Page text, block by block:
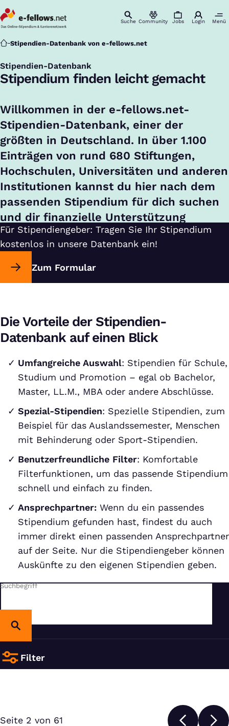
Suche Community Jobs Login Menü
Startseite
Stipendien-Datenbank von e-fellows.net
Stipendien-Datenbank
:
Stipendium finden leicht gemacht
Willkommen in der e-fellows.net-
Stipendien-Datenbank, einer der
größten in Deutschland. In über 1.100
Einträgen von rund 680 Stiftungen,
Hochschulen, Universitäten und anderen
Institutionen kannst du hier nach dem
passenden Stipendium für dich suchen
und dir finanzielle Unterstützung
sichern. Gratis und ohne Registrierung.
Für Stipendiengeber: Tragen Sie Ihr Stipendium
kostenlos in unsere Datenbank ein!
Zum Formular
Die Vorteile der Stipendien-
Datenbank auf einen Blick
Umfangreiche Auswahl: Stipendien für Schule,
Studium und Promotion – egal ob Bachelor,
Master, LL.M., MBA oder andere Abschlüsse.
Spezial-Stipendien: Spezielle Stipendien, zum
Beispiel für das Auslandssemester, Menschen
mit Behinderung oder Sport-Stipendien.
Benutzerfreundliche Filter: Komfortable
Filterfunktionen, um das passende Stipendium
schnell und einfach zu finden.
Ansprechpartner: Wenn du ein passendes
Stipendium gefunden hast, findest du auch
immer direkt einen passenden Ansprechpartner
auf der Seite. Nur die Stipendiengeber können
Auskünfte zu den eigenen Stipendien geben.
Suchbegriff
Filter
Seite 2 von 61